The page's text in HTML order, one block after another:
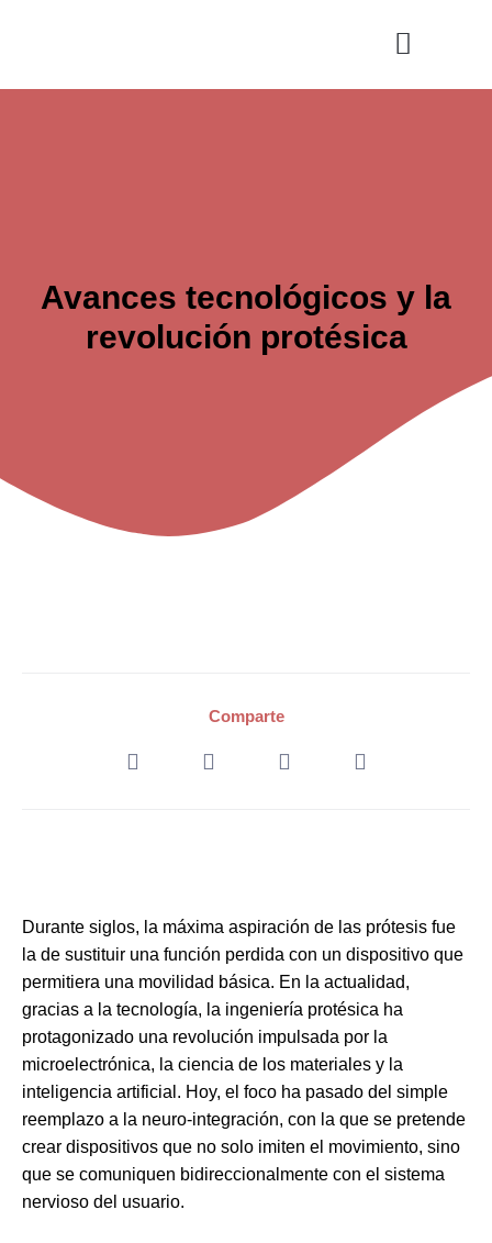
Avances tecnológicos y la
revolución protésica
Comparte
Durante siglos, la máxima aspiración de las prótesis fue
la de sustituir una función perdida con un dispositivo que
permitiera una movilidad básica. En la actualidad,
gracias a la tecnología, la ingeniería protésica ha
protagonizado una revolución impulsada por la
microelectrónica, la ciencia de los materiales y la
inteligencia artificial. Hoy, el foco ha pasado del simple
reemplazo a la neuro-integración, con la que se pretende
crear dispositivos que no solo imiten el movimiento, sino
que se comuniquen bidireccionalmente con el sistema
nervioso del usuario.